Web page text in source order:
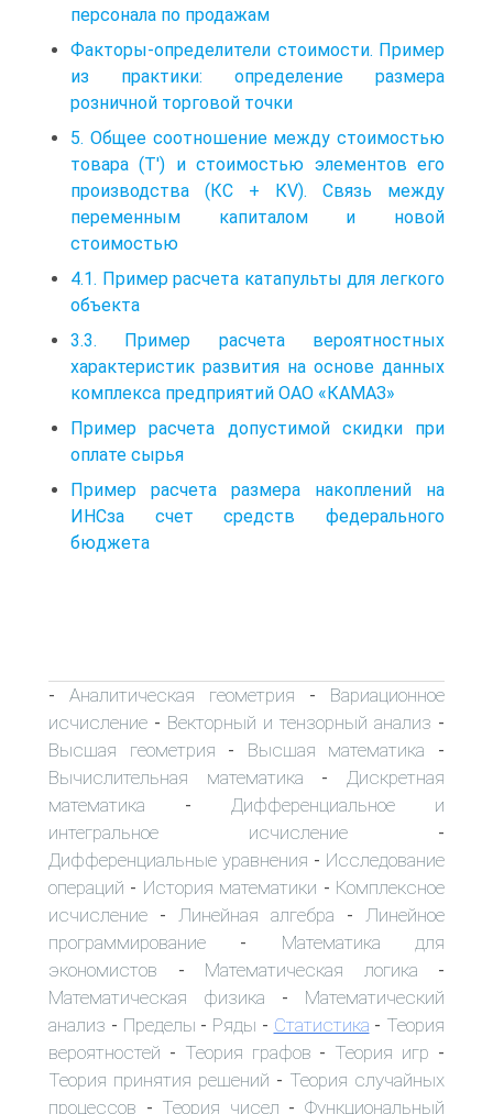
персонала по продажам
Факторы-определители стоимости. Пример
из практики: определение размера
розничной торговой точки
5. Общее соотношение между стоимостью
товара (T′) и стоимостью элементов его
производства (КC + КV). Связь между
переменным капиталом и новой
стоимостью
4.1. Пример расчета катапульты для легкого
объекта
3.3. Пример расчета вероятностных
характеристик развития на основе данных
комплекса предприятий ОАО «КАМАЗ»
Пример расчета допустимой скидки при
оплате сырья
Пример расчета размера накоплений на
ИНСза счет средств федерального
бюджета
- Аналитическая геометрия - Вариационное
исчисление - Векторный и тензорный анализ -
Высшая геометрия - Высшая математика -
Вычислительная математика - Дискретная
математика - Дифференциальное и
интегральное исчисление -
Дифференциальные уравнения - Исследование
операций - История математики - Комплексное
исчисление - Линейная алгебра -
Линейное
программирование - Математика для
экономистов - Математическая логика -
Математическая физика - Математический
анализ - Пределы - Ряды - Статистика - Теория
вероятностей - Теория графов - Теория игр -
Теория принятия решений - Теория случайных
процессов - Теория чисел -Функциональный